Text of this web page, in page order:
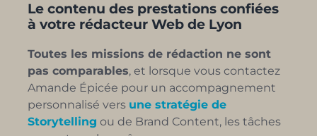
Le contenu des prestations confiées
à votre rédacteur Web de Lyon
Toutes les missions de rédaction ne sont
pas comparables, et lorsque vous contactez
Amande Épicée pour un accompagnement
personnalisé vers une stratégie de
Storytelling ou de Brand Content, les tâches